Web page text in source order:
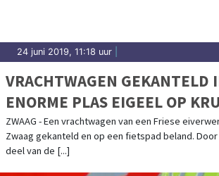
24 juni 2019, 11:18 uur
VRACHTWAGEN GEKANTELD
ENORME PLAS EIGEEL OP
ZWAAG - Een vrachtwagen van een Friese
Zwaag gekanteld en op een fietspad beland.
deel van de [...]